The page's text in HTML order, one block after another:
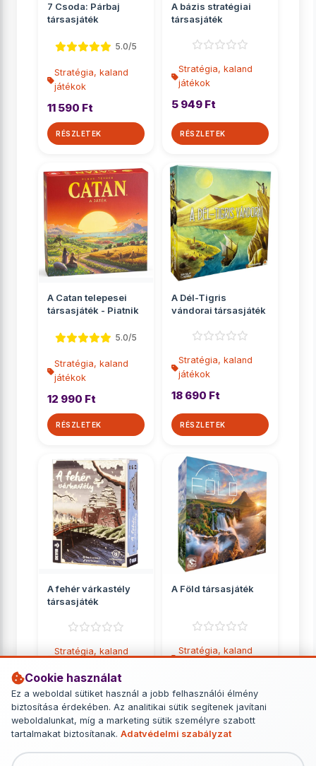
Cookie használat
Ez a weboldal sütiket használ a jobb felhasználói élmény
biztosítása érdekében. Az analitikai sütik segítenek javítani
weboldalunkat, míg a marketing sütik személyre szabott
tartalmakat biztosítanak. Adatvédelmi szabályzat
7 Csoda: Párbaj
társasjáték
5.0/5
Stratégia, kaland
játékok
11 590 Ft
RÉSZLETEK
A bázis stratégiai
társasjáték
Stratégia, kaland
játékok
5 949 Ft
RÉSZLETEK
A Catan telepesei
társasjáték - Piatnik
5.0/5
Stratégia, kaland
játékok
12 990 Ft
RÉSZLETEK
A Dél-Tigris
vándorai társasjáték
Stratégia, kaland
játékok
18 690 Ft
RÉSZLETEK
A fehér várkastély
társasjáték
Stratégia, kaland
9 849 Ft
RÉSZLETEK
A Föld társasjáték
Stratégia, kaland
RÉSZLETEK